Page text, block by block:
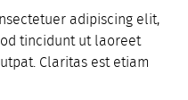
adipiscing elit,
tincidunt ut laoreet
Claritas est etiam